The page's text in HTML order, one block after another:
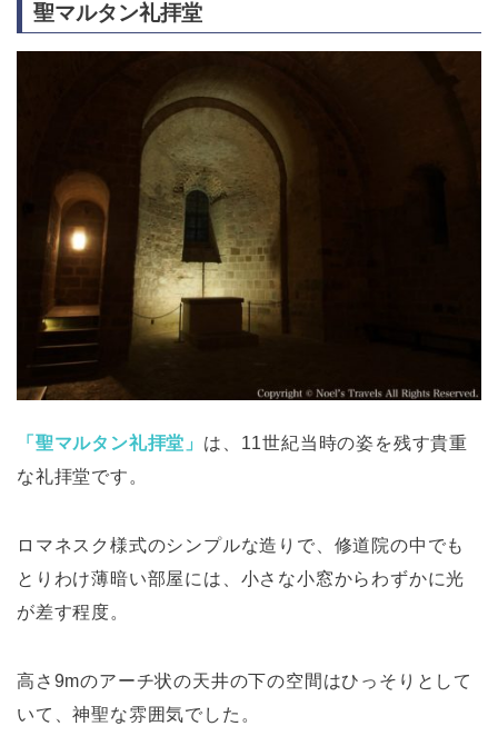
聖マルタン礼拝堂
「聖マルタン礼拝堂」 は、11世紀当時の姿を残す貴重
な礼拝堂です。
ロマネスク様式のシンプルな造りで、修道院の中でも
とりわけ薄暗い部屋には、小さな小窓からわずかに光
が差す程度。
高さ9mのアーチ状の天井の下の空間はひっそりとして
いて、神聖な雰囲気でした。